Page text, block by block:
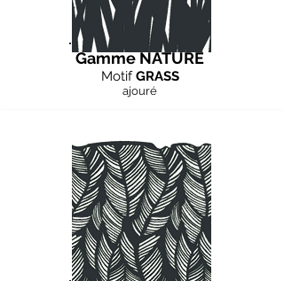
Gamme NATURE
MotifGRASS
ajouré